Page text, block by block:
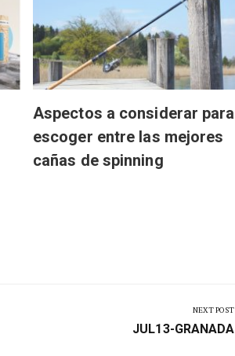
Aspectos a considerar para
escoger entre las mejores
cañas de spinning
NEXT POST
Next
JUL13-GRANADA